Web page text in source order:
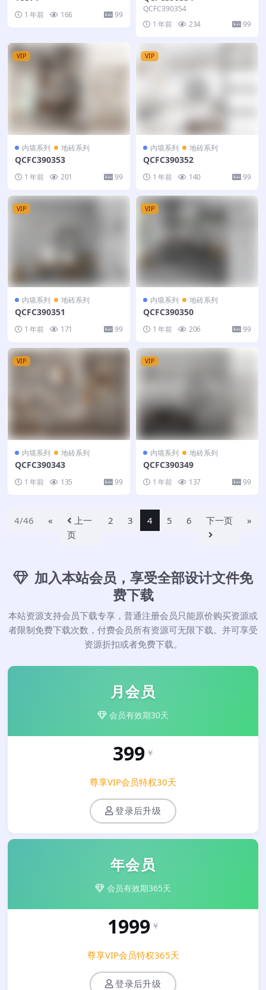
1 年前 166 99
QCFC390354
1 年前
234 99
VIP
内墙系列 地砖系列
QCFC390353
1 年前 201 99
VIP
内墙系列 地砖系列
QCFC390352
1 年前 140 99
VIP
内墙系列 地砖系列
QCFC390351
1 年前 171 99
VIP
内墙系列 地砖系列
QCFC390350
1 年前 206 99
VIP
内墙系列 地砖系列
QCFC390343
1 年前 135 99
VIP
内墙系列 地砖系列
QCFC390349
1 年前 137 99
4/46 «
上一
页
2 3 4 5 6 下一页 »
加入本站会员，享受全部设计文件免
费下载
本站资源支持会员下载专享，普通注册会员只能原价购买资源或
者限制免费下载次数，付费会员所有资源可无限下载。并可享受
资源折扣或者免费下载。
月会员
会员有效期30天
399 ￥
尊享VIP会员特权30天
登录后升级
年会员
会员有效期365天
1999 ￥
尊享VIP会员特权365天
登录后升级